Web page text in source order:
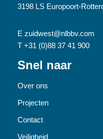
3198 LS Europoort-
E zuidwest@nlbbv.com
T +31 (0)88 37 41 900
Snel naar
Over ons
Projecten
Contact
Veiligheid